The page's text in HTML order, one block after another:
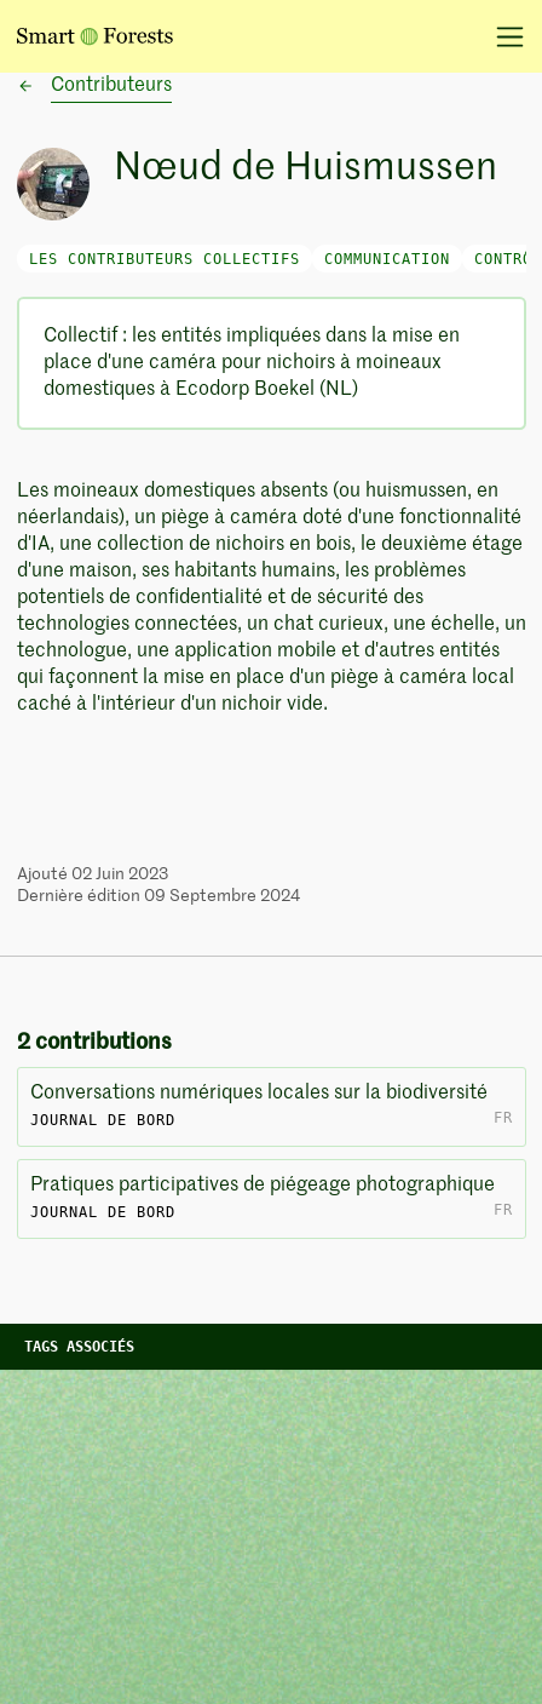
Contributeurs
Nœud de Huismussen
LES CONTRIBUTEURS COLLECTIFS COMMUNICATION
Collectif : les entités impliquées dans la mise en
place d'une caméra pour nichoirs à moineaux
domestiques à Ecodorp Boekel (NL)
Les moineaux domestiques absents (ou huismussen, en
néerlandais), un piège à caméra doté d'une fonctionnalité
d'IA, une collection de nichoirs en bois, le deuxième étage
d'une maison, ses habitants humains, les problèmes
potentiels de confidentialité et de sécurité des
technologies connectées, un chat curieux, une échelle, un
technologue, une application mobile et d'autres entités
qui façonnent la mise en place d'un piège à caméra local
caché à l'intérieur d'un nichoir vide.
Ajouté 02 Juin 2023
Dernière édition 09 Septembre 2024
2 contributions
Conversations numériques locales sur la biodiversité
JOURNAL DE BORD FR
Pratiques participatives de piégeage photographique
JOURNAL DE BORD FR
TAGS ASSOCIÉS